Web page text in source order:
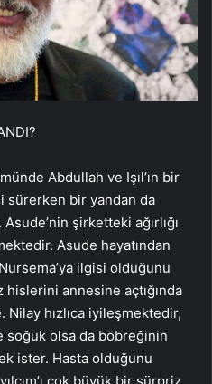
Abdullah ve Işıl’ın bir
sürerken bir yandan da
şirketteki ağırlığı
Asude hayatından
ilgisi olduğunu
annesine açtığında
hızlıca iyileşmektedir,
soğuk olsa da böbreğinin
ister. Hasta olduğunu
çok büyük bir sürpriz